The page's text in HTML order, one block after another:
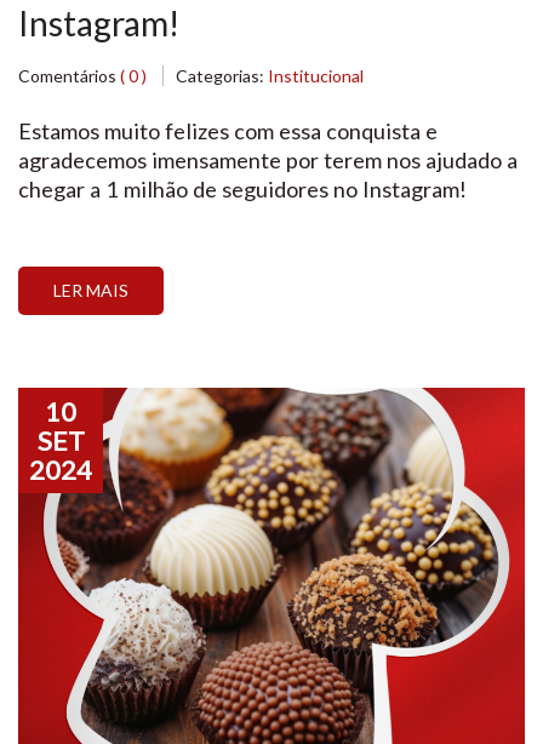
Instagram!
Comentários ( 0 ) Categorias: Institucional
Estamos muito felizes com essa conquista e
agradecemos imensamente por terem nos ajudado a
chegar a 1 milhão de seguidores no Instagram!
LER MAIS
10
SET
2024